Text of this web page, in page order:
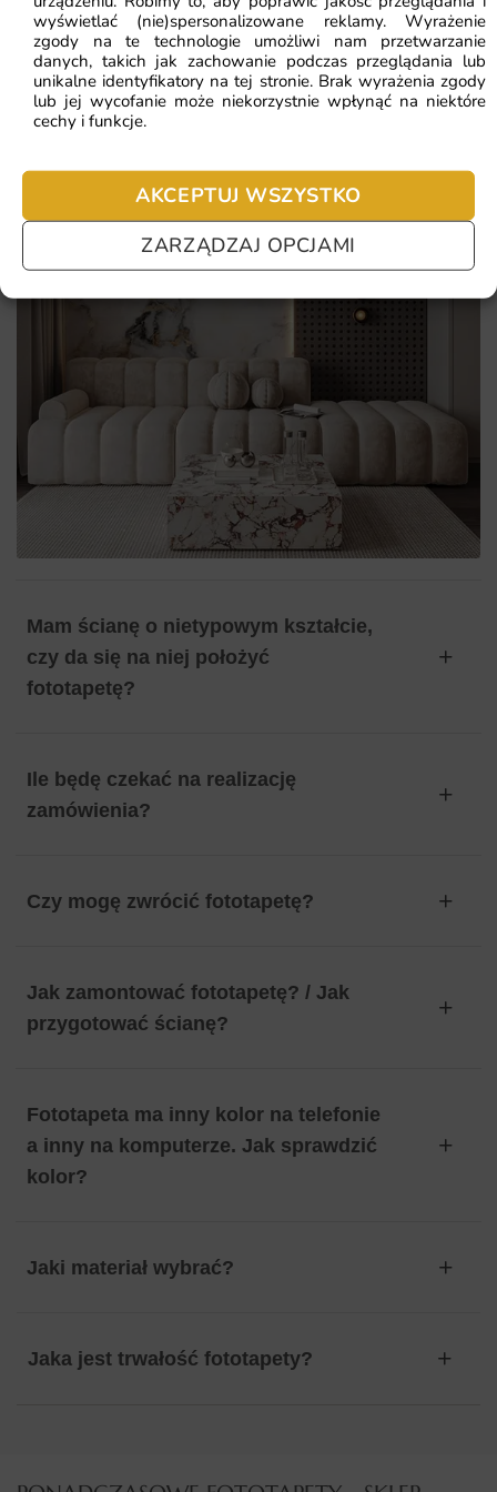
wyświetlać (nie)spersonalizowane reklamy. Wyrażenie
zgody na te technologie umożliwi nam przetwarzanie
danych, takich jak zachowanie podczas przeglądania lub
unikalne identyfikatory na tej stronie. Brak wyrażenia zgody
lub jej wycofanie może niekorzystnie wpłynąć na niektóre
cechy i funkcje.
AKCEPTUJ WSZYSTKO
ZARZĄDZAJ OPCJAMI
dekoracja, która wizualnie porządkuje całą aranżację
wydruk na ekologicznych tuszach bezpiecznych dla
domowników
nie chcesz czekać – sprawdź najczęściej zadawane pytania.
Mam ścianę o nietypowym kształcie,
czy da się na niej położyć
fototapetę?
Ile będę czekać na realizację
zamówienia?
Czy mogę zwrócić fototapetę?
Jak zamontować fototapetę? / Jak
przygotować ścianę?
Fototapeta ma inny kolor na telefonie
a inny na komputerze. Jak sprawdzić
kolor?
Jaki materiał wybrać?
Jaka jest trwałość fototapety?